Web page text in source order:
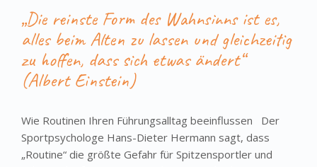
„Die reinste Form des Wahnsinns ist es,
alles beim Alten zu lassen und gleichzeitig
zu hoffen, dass sich etwas ändert“
(Albert Einstein)
Wie Routinen Ihren Führungsalltag beeinflussen Der
Sportpsychologe Hans-Dieter Hermann sagt, dass
„Routine“ die größte Gefahr für Spitzensportler und